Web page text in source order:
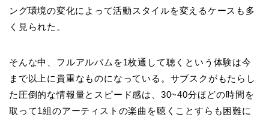
ング環境の変化によって活動スタイルを変えるケースも多
く見られた。
そんな中、フルアルバムを1枚通して聴くという体験は今
まで以上に貴重なものになっている。サブスクがもたらし
た圧倒的な情報量とスピード感は、30~40分ほどの時間を
取って1組のアーティストの楽曲を聴くことすらも困難に